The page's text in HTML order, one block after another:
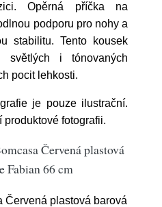
Opěrná příčka na
podporu pro nohy a
stabilitu. Tento kousek
světlých i tónovaných
pocit lehkosti.
je pouze ilustrační.
produktové fotografii.
Červená plastová
Fabian 66 cm
Červená plastová barová